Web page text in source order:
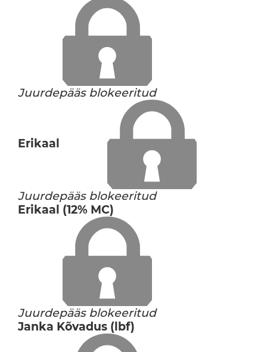
Juurdepääs blokeeritud
Erikaal
Juurdepääs blokeeritud
Erikaal (12% MC)
Juurdepääs blokeeritud
Janka Kõvadus (lbf)